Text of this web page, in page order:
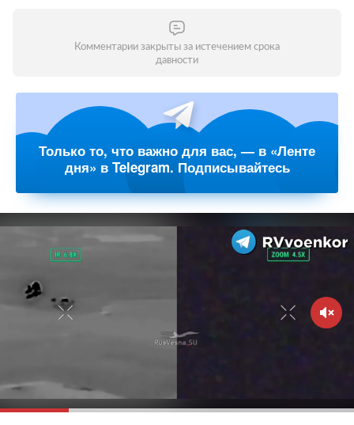
Комментарии закрыты за истечением срока
давности
Только то, что важно для вас, — в «Ленте
дня» в Telegram. Подписывайтесь